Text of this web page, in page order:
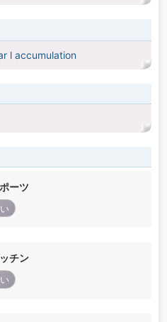
l accumulation
ーツ
チン